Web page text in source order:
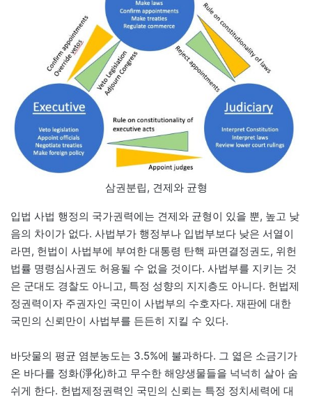
삼권분립, 견제와 균형
입법 사법 행정의 국가권력에는 견제와 균형이 있을 뿐, 높고 낮
음의 차이가 없다. 사법부가 행정부나 입법부보다 낮은 서열이
라면, 헌법이 사법부에 부여한 대통령 탄핵 파면결정권도, 위헌
법률 명령심사권도 허용될 수 없을 것이다. 사법부를 지키는 것
은 군대도 경찰도 아니고, 특정 성향의 지지층도 아니다. 헌법제
정권력이자 주권자인 국민이 사법부의 수호자다. 재판에 대한
국민의 신뢰만이 사법부를 든든히 지킬 수 있다.
바닷물의 평균 염분농도는 3.5%에 불과하다. 그 엷은 소금기가
온 바다를 정화(淨化)하고 무수한 해양생물들을 넉넉히 살아 숨
쉬게 한다. 헌법제정권력인 국민의 신뢰는 특정 정치세력에 대